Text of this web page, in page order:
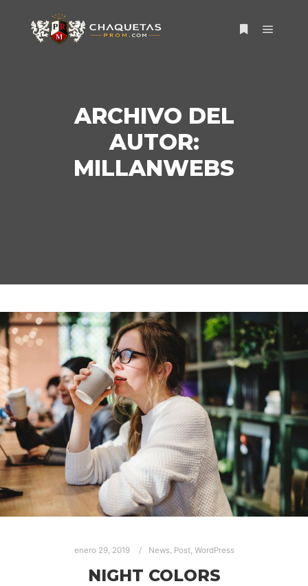
ARCHIVO DEL
AUTOR:
MILLANWEBS
enero 29, 2019 News, Post, WordPress
NIGHT COLORS